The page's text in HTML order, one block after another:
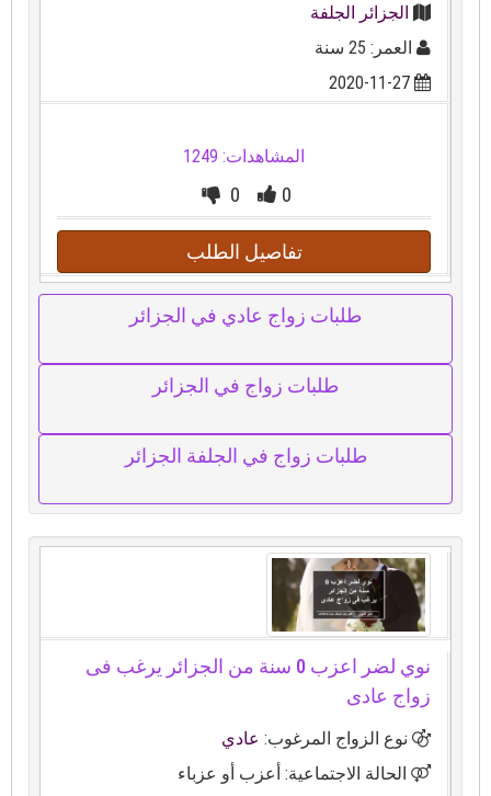
الجزائر الجلفة
العمر: 25 سنة
2020-11-27
المشاهدات: 1249
0
0
تفاصيل الطلب
طلبات زواج عادي في الجزائر
طلبات زواج في الجزائر
طلبات زواج في الجلفة الجزائر
نوي لضر اعزب 0 سنة من الجزائر يرغب فى
زواج عادى
نوع الزواج المرغوب:عادي
الحالة الاجتماعية: أعزب أو عزباء